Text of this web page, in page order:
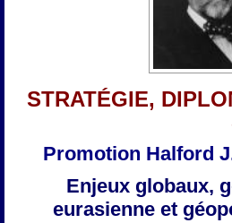
STRATÉGIE,
Promotion Halford
Enjeux globaux,
eurasienneet